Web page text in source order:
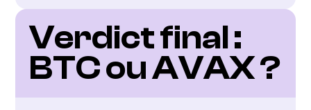
Verdict final :
BTC ou AVAX ?